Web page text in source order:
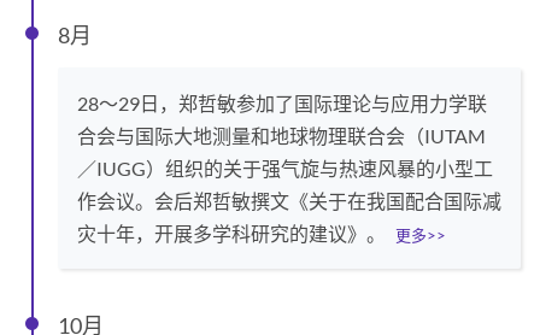
8月
28～29日，郑哲敏参加了国际理论与应用力学联
合会与国际大地测量和地球物理联合会（IUTAM
／IUGG）组织的关于强气旋与热速风暴的小型工
作会议。会后郑哲敏撰文《关于在我国配合国际减
灾十年，开展多学科研究的建议》。
更多>>
10月